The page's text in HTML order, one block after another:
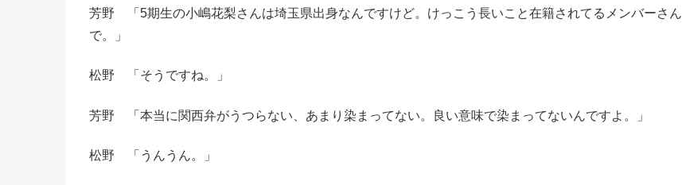
芳野 「5期生の小嶋花梨さんは埼玉県出身なんですけど。けっこう長いこと在籍されてるメンバーさん
で。」
松野 「そうですね。」
芳野 「本当に関西弁がうつらない、あまり染まってない。良い意味で染まってないんですよ。」
松野 「うんうん。」